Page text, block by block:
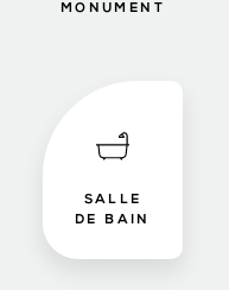
MONUMENT
SALLE
DE BAIN